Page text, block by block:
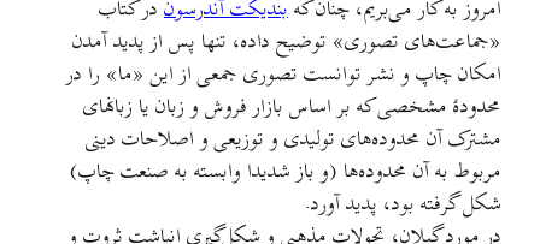
امروز به کار می‌بریم، چنان کهبندیکت آندرسون در کتاب
«جماعت‌های تصوری» توضیح داده، تنها پس از پدید آمدن
امکان چاپ و نشر توانست تصوری جمعی از این «ما» را در
محدودهٔ مشخصی که بر اساس بازار فروش و زبان یا زبانهای
مشترک آن محدوده‌های تولیدی و توزیعی و اصلاحات دینی
مربوط به آن محدوده‌ها (و باز شدیدا وابسته به صنعت چاپ)
شکل گرفته بود، پدید آورد.
در مورد گیلان، تحولات مذهبی و شکل‌گیری انباشت ثروت و